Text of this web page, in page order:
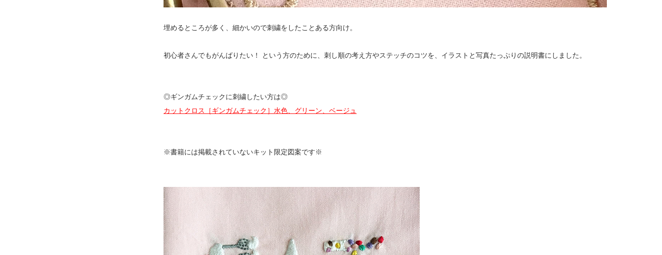
埋めるところが多く、細かいので刺繍をしたことある方向け。
初心者さんでもがんばりたい！ という方のために、刺し順の考え方やステッチのコツを、イラストと写真たっぷりの説明書にしました。
◎ギンガムチェックに刺繍したい方は◎
カットクロス［ギンガムチェック］水色、グリーン、ベージュ
※書籍には掲載されていないキット限定図案です※